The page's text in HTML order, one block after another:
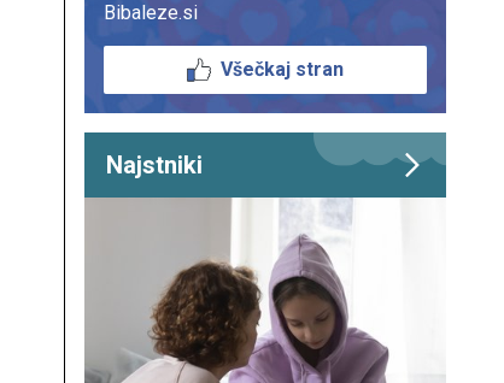
Bibaleze.si
Všečkaj stran
Najstniki